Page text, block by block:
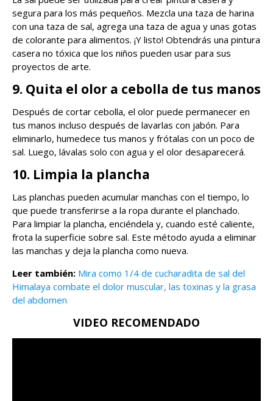
segura para los más pequeños. Mezcla una taza de harina
con una taza de sal, agrega una taza de agua y unas gotas
de colorante para alimentos. ¡Y listo! Obtendrás una pintura
casera no tóxica que los niños pueden usar para sus
proyectos de arte.
9. Quita el olor a cebolla de tus manos
Después de cortar cebolla, el olor puede permanecer en
tus manos incluso después de lavarlas con jabón. Para
eliminarlo, humedece tus manos y frótalas con un poco de
sal. Luego, lávalas solo con agua y el olor desaparecerá.
10. Limpia la plancha
Las planchas pueden acumular manchas con el tiempo, lo
que puede transferirse a la ropa durante el planchado.
Para limpiar la plancha, enciéndela y, cuando esté caliente,
frota la superficie sobre sal. Este método ayuda a eliminar
las manchas y deja la plancha como nueva.
Leer también: Mira como 1/4 de cucharadita de sal del
Himalaya combate el dolor muscular, las toxinas y la grasa
del abdomen
VIDEO RECOMENDADO